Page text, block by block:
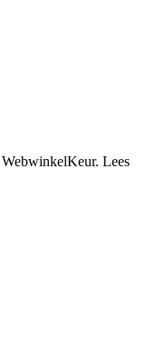
WebwinkelKeur. Lees